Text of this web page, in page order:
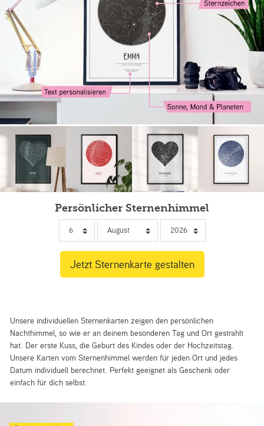
Persönlicher Sternenhimmel
Unsere individuellen Sternenkarten zeigen den persönlichen
Nachthimmel, so wie er an deinem besonderen Tag und Ort gestrahlt
hat. Der erste Kuss, die Geburt des Kindes oder der Hochzeitstag.
Unsere Karten vom Sternenhimmel werden für jeden Ort und jedes
Datum individuell berechnet. Perfekt geeignet als Geschenk oder
einfach für dich selbst.